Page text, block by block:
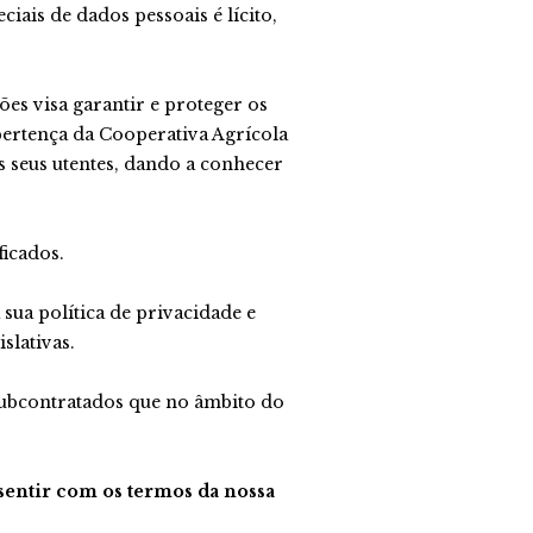
Tinto
Rosé
de dados pessoais é lícito,
visa garantir e proteger os
da Cooperativa Agrícola
utentes, dando a conhecer
política de privacidade e
que no âmbito do
com os termos da nossa